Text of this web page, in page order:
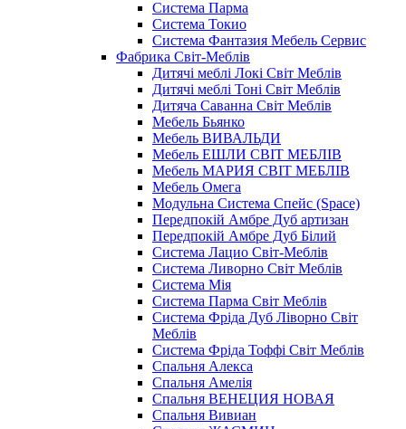
Система Парма
Система Токио
Система Фантазия Мебель Сервис
Фабрика Світ-Меблів
Дитячі меблі Локі Світ Меблів
Дитячі меблі Тоні Світ Меблів
Дитяча Саванна Світ Меблів
Мебель Бьянко
Мебель ВИВАЛЬДИ
Мебель ЕШЛИ СВІТ МЕБЛІВ
Мебель МАРИЯ СВІТ МЕБЛІВ
Мебель Омега
Модульна Cистема Спейс (Space)
Передпокій Амбре Дуб артизан
Передпокій Амбре Дуб Білий
Система Лацио Світ-Меблів
Система Ливорно Світ Меблів
Система Мія
Система Парма Свiт Меблiв
Система Фріда Дуб Ліворно Світ
Меблів
Система Фріда Тоффі Світ Меблів
Спальня Алекса
Спальня Амелія
Спальня ВЕНЕЦИЯ НОВАЯ
Спальня Вивиан